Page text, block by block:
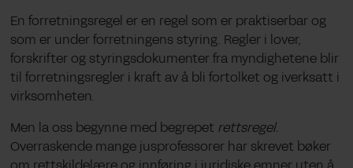
En forretningsregel er en regel som er praktiserbar og
som er under forretningens styring. Regler i lover,
forskrifter og styringsdokumenter fra myndighetene blir
til forretningsregler i kraft av å bli fortolket og iverksatt i
virksomheten.
Men la oss begynne med begrepet rettsregel.
Overraskende mange jusprofessorer har skrevet bøker